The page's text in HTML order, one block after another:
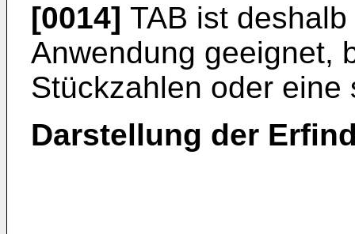
[0014] TAB ist
Anwendung geeignet,
Stückzahlen oder
Darstellung der